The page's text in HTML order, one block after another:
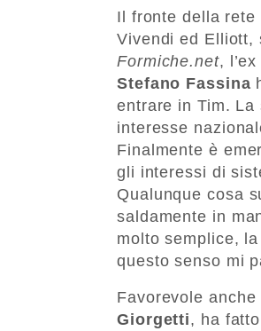
Il fronte della rete
Vivendi ed Elliott,
Formiche.net,
Stefano Fassina
entrare in Tim.
interesse
Finalmente è
gli interessi di
Qualunque cosa
saldamente in
molto semplice,
questo senso mi
Favorevole
Giorgetti, ha